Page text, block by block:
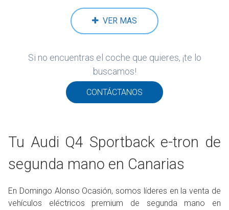
VER MAS
Si no encuentras el coche que quieres, ¡te lo
buscamos!
CONTÁCTANOS
Tu Audi Q4 Sportback e-tron de
segunda mano en Canarias
En Domingo Alonso Ocasión, somos líderes en la venta de
vehículos eléctricos premium de segunda mano en